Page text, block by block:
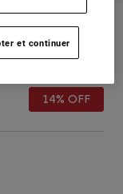
14% OFF
et continuer